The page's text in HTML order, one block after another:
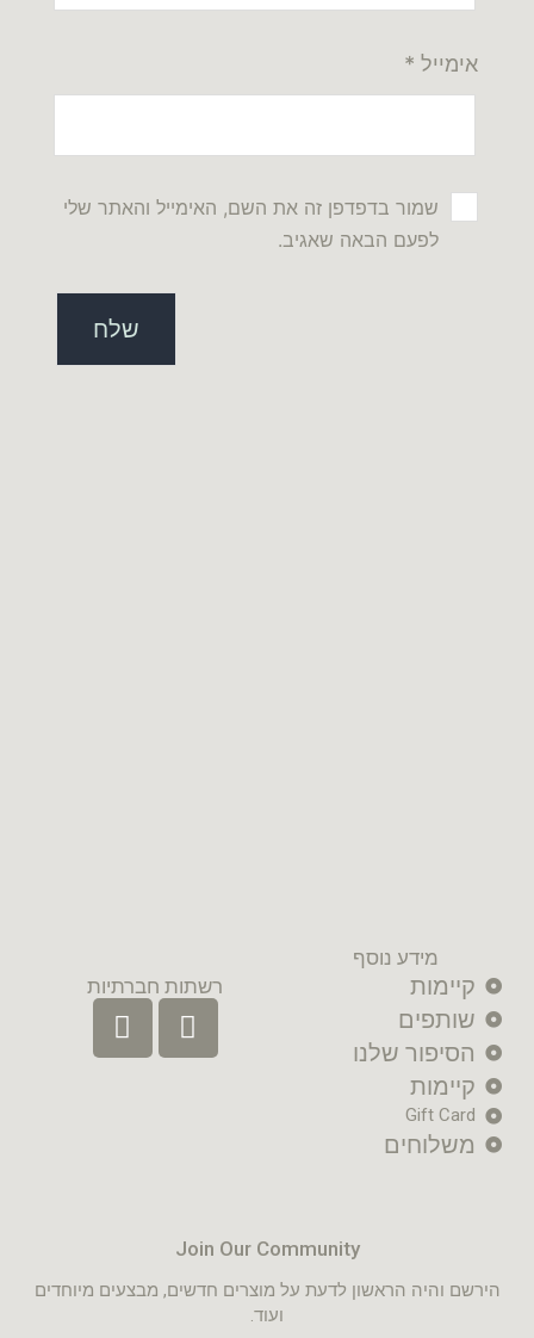
אימייל *
שמור בדפדפן זה את השם, האימייל והאתר שלי
לפעם הבאה שאגיב.
מידע נוסף
קיימות
שותפים
הסיפור שלנו
קיימות
Gift Card
משלוחים
רשתות חברתיות
Join Our Community
הירשם והיה הראשון לדעת על מוצרים חדשים, מבצעים מיוחדים
ועוד.